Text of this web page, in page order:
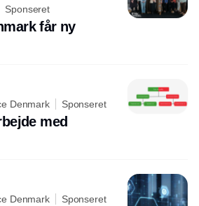
Sponseret
får ny
Denmark Sponseret
med
Denmark Sponseret